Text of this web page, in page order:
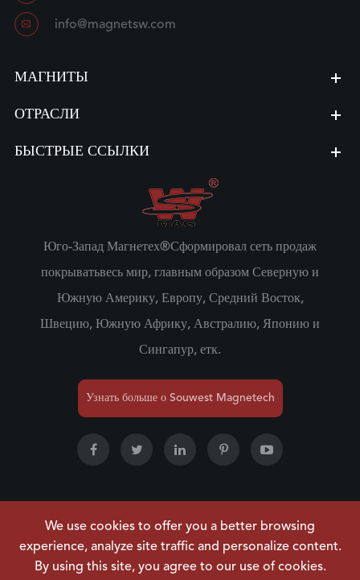
 info@magnetsw.com
МАГНИТЫ
ОТРАСЛИ
БЫСТРЫЕ ССЫЛКИ
Юго-Запад Магнетех®Сформировал сеть продаж
покрыватьвесь мир, главным образом Северную и
Южную Америку, Европу, Средний Восток,
Швецию, Южную Африку, Австралию, Японию и
Сингапур, етк.
Узнать больше о Souwest Magnetech
Авторское право ©NINGBO SOUWEST MAGNETECH
DEVELOPMENT CO.,LTD.Все права защищены.
We use cookies to offer you a better browsing
experience, analyze site traffic and personalize content.
By using this site, you agree to our use of cookies.